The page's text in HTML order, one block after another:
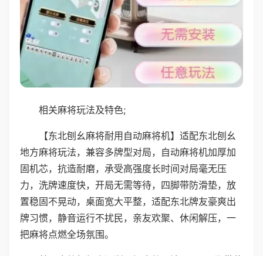
相关麻将玩法及特色;
【东北刨幺麻将耐用自动麻将机】适配东北刨幺
地方麻将玩法，兼容多牌型对局，自动麻将机加厚加
固机芯，抗造耐磨，承受高强度长时间对局毫无压
力，洗牌速度快，开局无需等待，四脚带防滑垫，放
置稳固不晃动，桌面宽大平整，适配东北牌友豪爽出
牌习惯，静音运行不扰民，亲友欢聚、休闲解压，一
把麻将点燃全场氛围。